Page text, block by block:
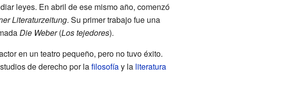
leyes. En abril de ese mismo año, comenzó
Literaturzeitung. Su primer trabajo fue una
Die Weber(Los tejedores).
en un teatro pequeño, pero no tuvo éxito.
de derecho por lafilosofíay la literatura